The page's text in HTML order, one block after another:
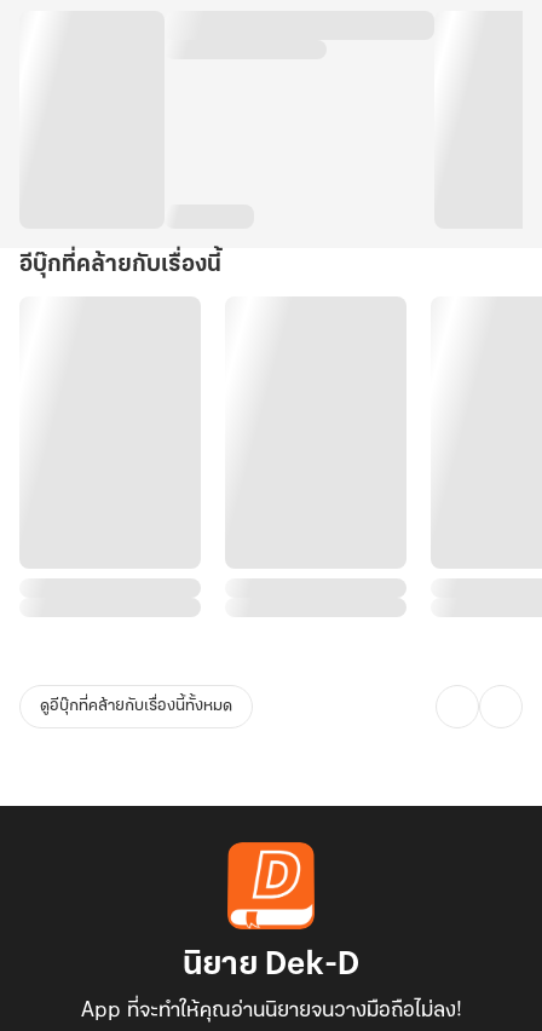
อีบุ๊กที่คล้ายกับเรื่องนี้
ดูอีบุ๊กที่คล้ายกับเรื่องนี้ทั้งหมด
นิยาย Dek-D
App ที่จะทำให้คุณอ่านนิยายจนวางมือถือไม่ลง!